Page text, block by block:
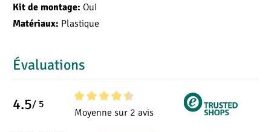
Gardez vos mains propres lors de vos déplacements
Découvrez notre unité de lavage pour mains. Complet et
simple à transporter il convient à tout type de véhicule
Kit de montage: Oui
Matériaux: Plastique
Évaluations
4.5/ 5
Note moyenne de 4.5 sur 5 étoiles
Moyenne sur 2 avis